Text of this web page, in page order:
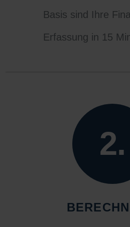
Basis sind Ihre
Erfassung in 15
2.